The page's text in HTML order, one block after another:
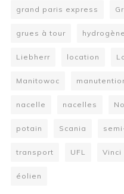
grand paris express
grues à tour hydrogène
Liebherr location
Manitowoc
nacelle nacelles
potain Scania
transport UFL Vinci
éolien